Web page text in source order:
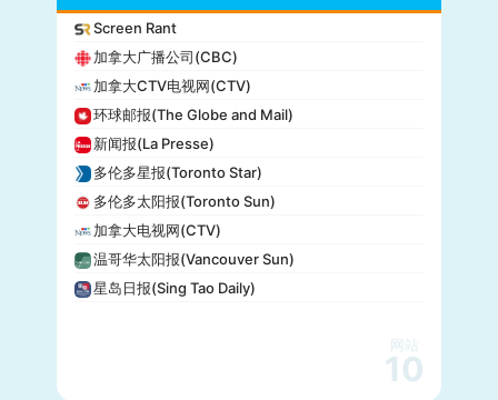
今日美国(USA Today)
BuzzFeed
全国公共广播电台(NPR)
美国广播公司(ABC)
美国新闻与世界报道(U.S. News)
CBS Sports
全国广播公司(NBC)
The Verge
PCMag
休斯顿纪事报(Houston Chronicle)
赫芬顿邮报(Huffpost)
Screen Rant
加拿大广播公司(CBC)
加拿大CTV电视网(CTV)
环球邮报(The Globe and Mail)
新闻报(La Presse)
多伦多星报(Toronto Star)
多伦多太阳报(Toronto Sun)
加拿大电视网(CTV)
温哥华太阳报(Vancouver Sun)
星岛日报(Sing Tao Daily)
网站
10